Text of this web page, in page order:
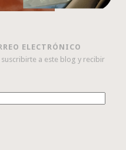
ELECTRÓNICO
a este blog y recibir